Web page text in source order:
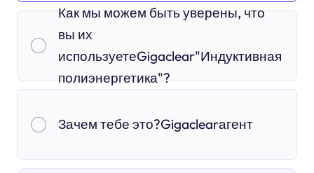
Как мы можем быть уверены, что
вы их
используетеGigaclear"Индуктивная
полиэнергетика"?
Зачем тебе это?Gigaclearагент